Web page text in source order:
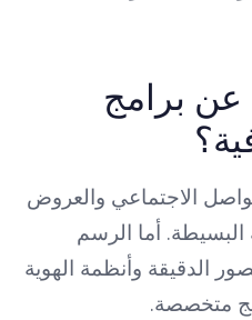
هل يغني Canva عن برامج
الاجتماعي والعروض
البسيطة. أما الرسم
الدقيقة وأنظمة الهوية
متخصصة.